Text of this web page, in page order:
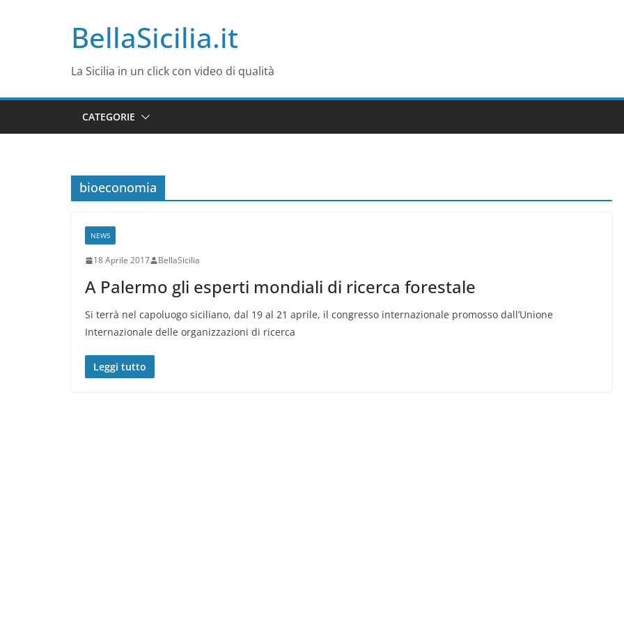
BellaSicilia.it
La Sicilia in un click con video di qualità
CATEGORIE
bioeconomia
NEWS
18 Aprile 2017 BellaSicilia
A Palermo gli esperti mondiali di ricerca forestale
Si terrà nel capoluogo siciliano, dal 19 al 21 aprile, il congresso internazionale promosso dall’Unione
Internazionale delle organizzazioni di ricerca
Leggi tutto